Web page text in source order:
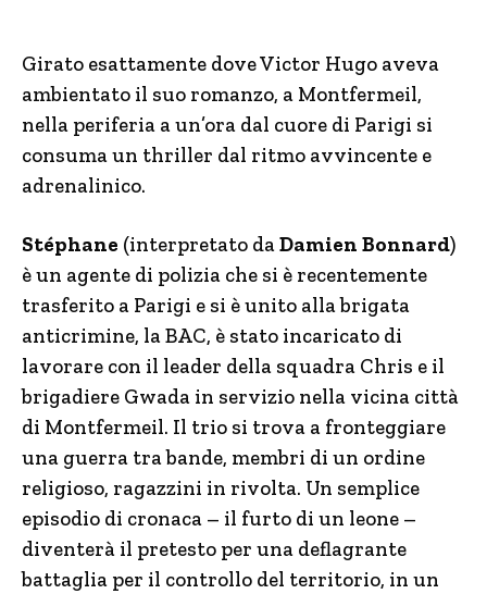
Girato esattamente dove Victor Hugo aveva
ambientato il suo romanzo, a Montfermeil,
nella periferia a un’ora dal cuore di Parigi si
consuma un thriller dal ritmo avvincente e
adrenalinico.
Stéphane (interpretato daDamien Bonnard)
è un agente di polizia che si è recentemente
trasferito a Parigi e si è unito alla brigata
anticrimine, la BAC, è stato incaricato di
lavorare con il leader della squadra Chris e il
brigadiere Gwada in servizio nella vicina città
di Montfermeil. Il trio si trova a fronteggiare
una guerra tra bande, membri di un ordine
religioso, ragazzini in rivolta. Un semplice
episodio di cronaca – il furto di un leone –
diventerà il pretesto per una deflagrante
battaglia per il controllo del territorio, in un